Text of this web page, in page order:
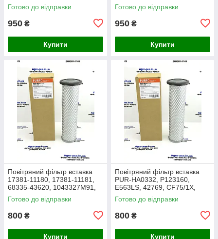
AF26659, 49205, SA16350,
915-851, 20000-13715
Готово до відправки
950 ₴
Купити
Готово до відправки
950 ₴
Купити
Повітряний фільтр вставка
17381-11180, 17381-11181,
68335-43620, 1043327M91,
3438717M1, 1909138,
86504143, PA2489, MD-7134
Готово до відправки
800 ₴
Купити
Повітряний фільтр вставка
PUR-HA0332, P123160,
E563LS, 42769, CF75/1X,
27.016.00, AF1966,
1043327M91, Y05761310,
Готово до відправки
800 ₴
Купити